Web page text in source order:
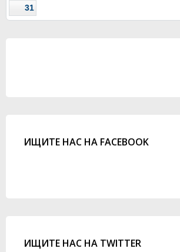
31
ИЩИТЕ НАС НА FACEBOOK
ИЩИТЕ НАС НА TWITTER